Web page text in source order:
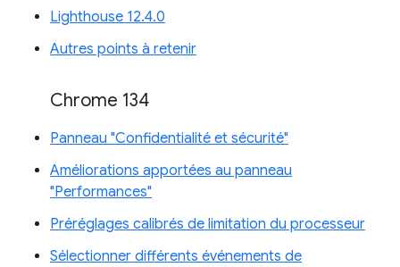
Lighthouse 12.4.0
Autres points à retenir
Chrome 134
Panneau "Confidentialité et sécurité"
Améliorations apportées au panneau
"Performances"
Préréglages calibrés de limitation du processeur
Sélectionner différents événements de